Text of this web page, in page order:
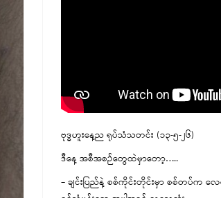
ဗုဒ္ဓဟူးနေ့ည ရုပ်သံသတင်း (၁၃-၅-၂၆)
ဒီနေ့ အစီအစဉ်တွေထဲမှာတော့…..
– ချင်းပြည်နဲ့ စစ်ကိုင်းတိုင်းမှာ စစ်တပ်က လ